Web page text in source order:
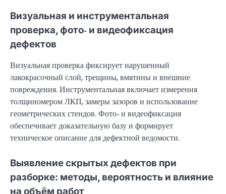
Визуальная и инструментальная
проверка, фото‑ и видеофиксация
дефектов
Визуальная проверка фиксирует нарушенный
лакокрасочный слой, трещины, вмятины и внешние
повреждения. Инструментальная включает измерения
толщиномером ЛКП, замеры зазоров и использование
геометрических стендов. Фото‑ и видеофиксация
обеспечивает доказательную базу и формирует
техническое описание для дефектной ведомости.
Выявление скрытых дефектов при
разборке: методы, вероятность и влияние
на объём работ